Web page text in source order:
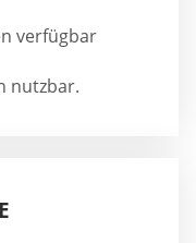
verfügbar
nutzbar.